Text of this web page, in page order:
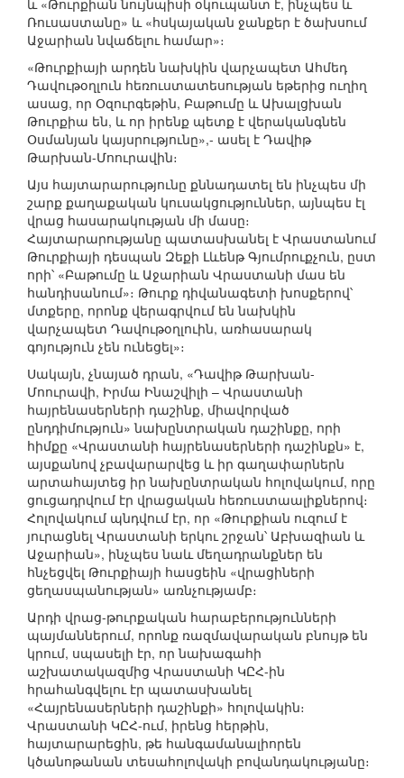
և «Թուրքիան նույնպիսի օկուպանտ է, ինչպես և
Ռուսաստանը» և «հսկայական ջանքեր է ծախսում
Աջարիան նվաճելու համար»։
«Թուրքիայի արդեն նախկին վարչապետ Ահմեդ
Դավութօղլուն հեռուստատեսության եթերից ուղիղ
ասաց, որ Օզուրգեթին, Բաթումը և Ախալցխան
Թուրքիա են, և որ իրենք պետք է վերականգնեն
Օսմանյան կայսրությունը»,- ասել է Դավիթ
Թարխան-Մոուրավին։
Այս հայտարարությունը քննադատել են ինչպես մի
շարք քաղաքական կուսակցություններ, այնպես էլ
վրաց հասարակության մի մասը։
Հայտարարությանը պատասխանել է Վրաստանում
Թուրքիայի դեսպան Զեքի Լևենթ Գյումրուքչուն, ըստ
որի՝ «Բաթումը և Աջարիան Վրաստանի մաս են
հանդիսանում»։ Թուրք դիվանագետի խոսքերով՝
մտքերը, որոնք վերագրվում են նախկին
վարչապետ Դավութօղլուին, առհասարակ
գոյություն չեն ունեցել»։
Սակայն, չնայած դրան, «Դավիթ Թարխան-
Մոուրավի, Իրմա Ինաշվիլի – Վրաստանի
հայրենասերների դաշինք, միավորված
ընդդիմություն» նախընտրական դաշինքը, որի
հիմքը «Վրաստանի հայրենասերների դաշինքն» է,
այսքանով չբավարարվեց և իր գաղափարներն
արտահայտեց իր նախընտրական հոլովակում, որը
ցուցադրվում էր վրացական հեռուստաալիքներով։
Հոլովակում պնդվում էր, որ «Թուրքիան ուզում է
յուրացնել Վրաստանի երկու շրջան՝ Աբխազիան և
Աջարիան», ինչպես նաև մեղադրանքներ են
հնչեցվել Թուրքիայի հասցեին «վրացիների
ցեղասպանության» առնչությամբ։
Արդի վրաց-թուրքական հարաբերությունների
պայմաններում, որոնք ռազմավարական բնույթ են
կրում, սպասելի էր, որ նախագահի
աշխատակազմից Վրաստանի ԿԸՀ-ին
հրահանգվելու էր պատասխանել
«Հայրենասերների դաշինքի» հոլովակին։
Վրաստանի ԿԸՀ-ում, իրենց հերթին,
հայտարարեցին, թե հանգամանալիորեն
կծանոթանան տեսահոլովակի բովանդակությանը։